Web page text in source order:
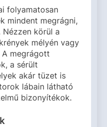
folyamatosan
mindent megrágni,
körül a
mélyén vagy
megrágott
a sérült
akár tüzet is
lábain látható
bizonyítékok.